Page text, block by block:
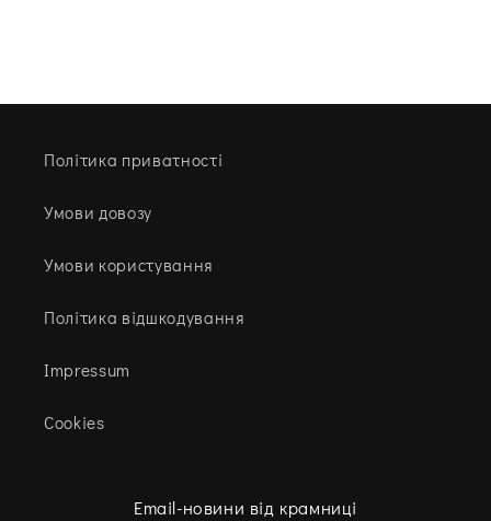
Політика приватності
Умови довозу
Умови користування
Політика відшкодування
Impressum
Cookies
Email-новини від крамниці